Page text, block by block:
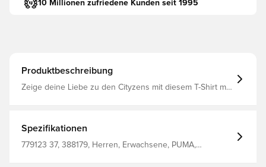
10 Millionen zufriedene Kunden seit 1995
Produktbeschreibung
Zeige deine Liebe zu den Cityzens mit diesem T-Shirt mit
aus Baumwolle ist deine erste Wahl, um deinen True Blue
Spirit zu zeigen. Relaxed Fit Single Jersey-Material
Reguläre Länge Rundhalsausschnitt Kurze Ärmel
Spezifikationen
779123 37, 388179, Herren, Erwachsene, PUMA,